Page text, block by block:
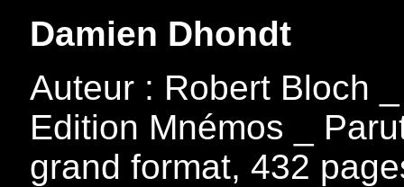
Damien Dhondt
Auteur : Robert Bloch
Edition Mnémos _
grand format, 432